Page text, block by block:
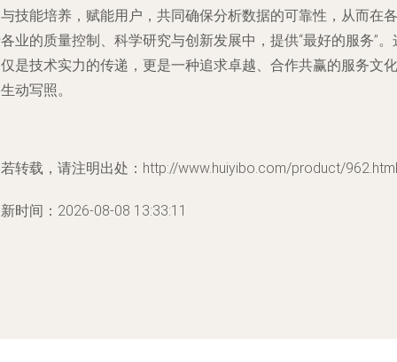
技能培养，赋能用户，共同确保分析数据的可靠性，从而在各
业的质量控制、科学研究与创新发展中，提供“最好的服务”。
是技术实力的传递，更是一种追求卓越、合作共赢的服务文化
动写照。
转载，请注明出处：http://www.huiyibo.com/product/962.html
时间：2026-08-08 13:33:11